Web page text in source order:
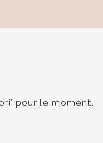
pour le moment.